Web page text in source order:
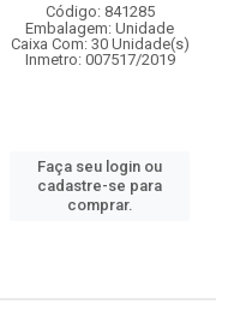
Código: 841285
Embalagem: Unidade
Caixa Com: 30 Unidade(s)
Inmetro: 007517/2019
Faça seu login ou
cadastre-se para
comprar.